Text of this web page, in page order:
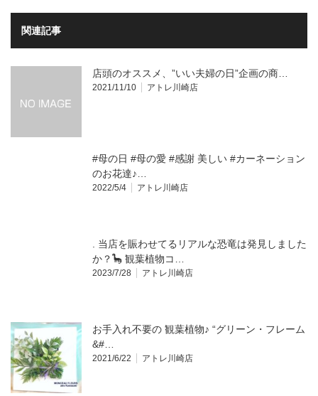
関連記事
店頭のオススメ、”いい夫婦の日”企画の商…
2021/11/10 アトレ川崎店
#母の日 #母の愛 #感謝 美しい #カーネーション
のお花達♪…
2022/5/4 アトレ川崎店
. 当店を賑わせてるリアルな恐竜は発見しました
か？🦕 観葉植物コ…
2023/7/28 アトレ川崎店
お手入れ不要の 観葉植物♪ “グリーン・フレーム
&#…
2021/6/22 アトレ川崎店